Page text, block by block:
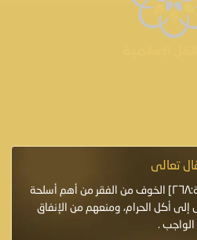
تعالى
﴿الشيطان يعِدُكم الفقر﴾[البقرة:٢٦٨] الخوف من الفقر من أهم أسلحة
إلى أكل الحرام، ومنعهم من الإنفاق
الواجب .